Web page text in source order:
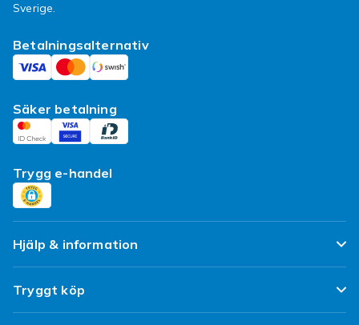
Sverige.
Betalningsalternativ
Säker betalning
Trygg e-handel
Hjälp & information
Vanliga frågor
Spåra paket
Tryggt köp